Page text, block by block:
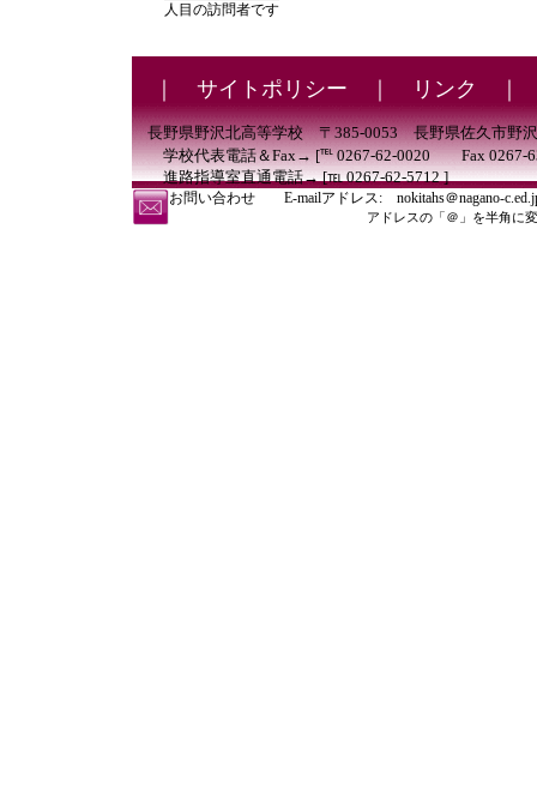
人目の訪問者です
サイトポリシー リンク
長野県野沢北高等学校 〒385-0053 長野県佐久市野沢
学校代表電話＆Fax→ [℡ 0267-62-0020 Fax 0267-
進路指導室直通電話→ [℡ 0267-62-5712 ]
お問い合わせ E-mailアドレス: nokitahs＠nagano-
アドレスの「＠」を半角に変えて